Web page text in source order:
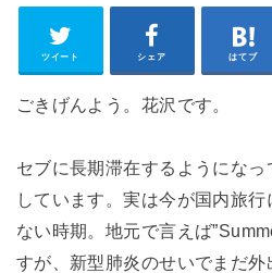
ツイート シェア はてブ
ごきげんよう。花沢です。
セブに長期滞在するようにな
しています。実は今が国内旅
ない時期。地元で言えば
すが、新型肺炎のせいでまだ